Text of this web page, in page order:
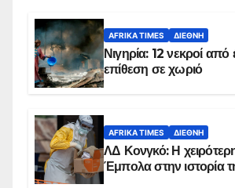
AFRIKA TIMES ΔΙΕΘΝΉ
Νιγηρία: 12 νεκροί από
επίθεση σε χωριό
AFRIKA TIMES ΔΙΕΘΝΉ
ΛΔ Κονγκό: Η
Έμπολα στην ιστορία